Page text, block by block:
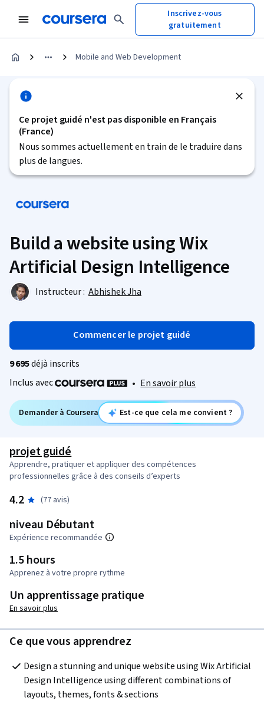
Inscrivez-vous
gratuitement
Mobile and Web Development
Ce projet guidé n'est pas disponible en Français
(France)
Nous sommes actuellement en train de le traduire dans
plus de langues.
Build a website using Wix
Artificial Design Intelligence
Instructeur : Abhishek Jha
Commencer le projet guidé
9 695déjà inscrits
Inclus avec
• En savoir plus
Demander à Coursera Est-ce que cela me convient ?
projet guidé
Apprendre, pratiquer et appliquer des compétences
professionnelles grâce à des conseils d’experts
4.2 (77 avis)
niveau Débutant
Expérience recommandée
1.5 hours
Apprenez à votre propre rythme
Un apprentissage pratique
En savoir plus
Ce que vous apprendrez
Design a stunning and unique website using Wix Artificial
Design Intelligence using different combinations of
layouts, themes, fonts & sections